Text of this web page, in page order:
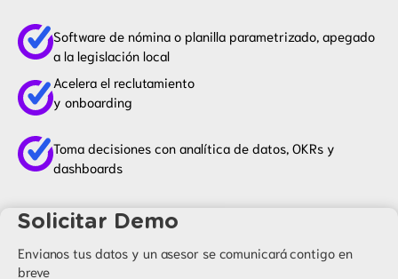
Software de nómina o planilla parametrizado, apegado
a la legislación local
Acelera el reclutamiento
y onboarding
Toma decisiones con analítica de datos, OKRs y
dashboards
Solicitar Demo
Envianos tus datos y un asesor se comunicará contigo en
breve